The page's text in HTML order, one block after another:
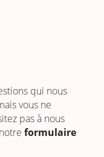
qui nous
vous ne
pas à nous
formulaire